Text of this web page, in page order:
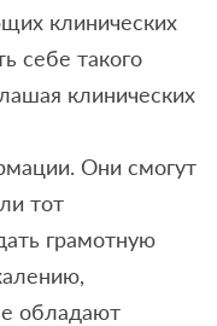
клинических
себе такого
клинических
Они смогут
тот
грамотную
обладают